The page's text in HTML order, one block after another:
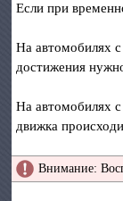
Если при
На автомобилях
достижения
На автомобилях
движка
Внимание: